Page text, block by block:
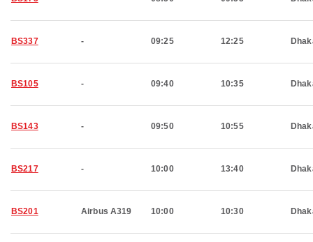
BS337 - 09:25 12:25
BS105 - 09:40 10:35
BS143 - 09:50 10:55
BS217 - 10:00 13:40
BS201 Airbus A319 10:00 10:30